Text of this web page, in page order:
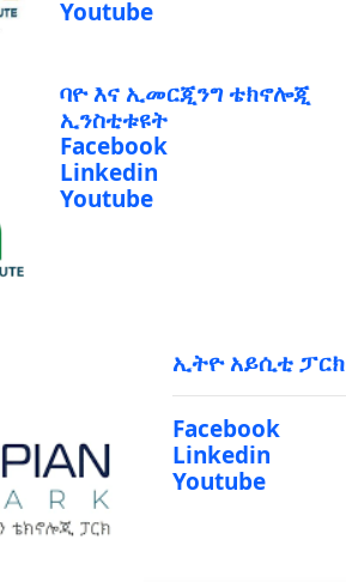
Youtube
ባዮ እና ኢመርጂንግ ቴክኖሎጂ
ኢንስቲቱዩት
Facebook
Linkedin
Youtube
ኢትዮ አይሲቲ ፓርክ
Facebook
Linkedin
Youtube